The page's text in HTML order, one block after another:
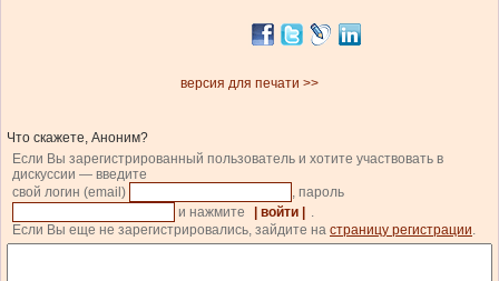
версия для печати >>
Что скажете, Аноним?
Если Вы зарегистрированный пользователь и хотите участвовать в
дискуссии — введите
свой логин (email)
, пароль
и нажмите
| войти |
.
Если Вы еще не зарегистрировались, зайдите на страницу регистрации.